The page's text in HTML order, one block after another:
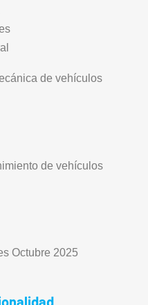
de vehículos
de vehículos
Octubre 2025